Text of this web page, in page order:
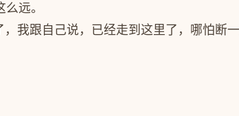
远。
我跟自己说，已经走到这里了，哪怕断